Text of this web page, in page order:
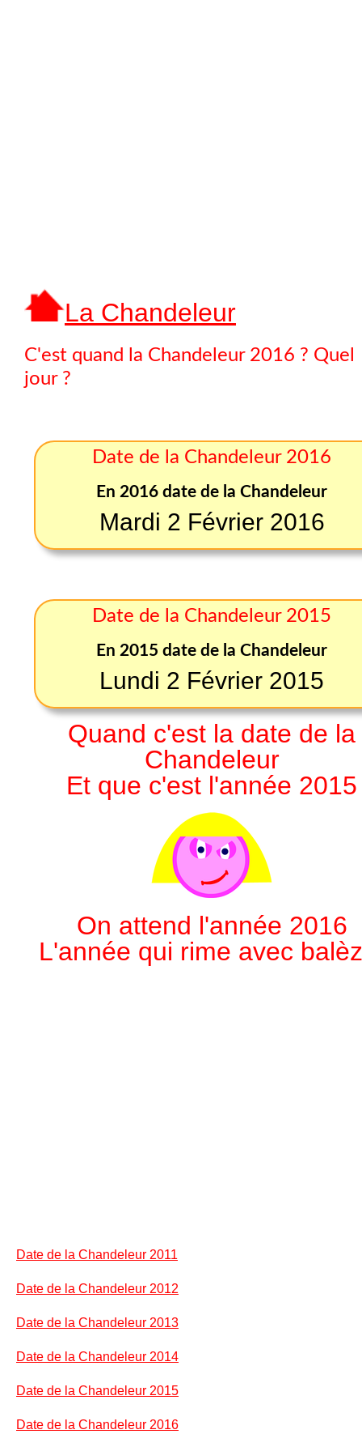
La Chandeleur
C'est quand la Chandeleur 2016 ? Quel
jour ?
Date de la Chandeleur 2016
En 2016 date de la Chandeleur
Mardi 2 Février 2016
Date de la Chandeleur 2015
En 2015 date de la Chandeleur
Lundi 2 Février 2015
Quand c'est la date de la
Chandeleur
Et que c'est l'année 2015
On attend l'année 2016
L'année qui rime avec
Date de la Chandeleur 2011
Date de la Chandeleur 2012
Date de la Chandeleur 2013
Date de la Chandeleur 2014
Date de la Chandeleur 2015
Date de la Chandeleur 2016